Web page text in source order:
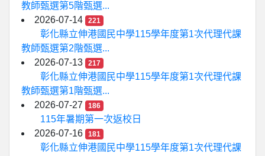
教師甄選第5階甄選...
2026-07-14
221
彰化縣立伸港國民中學115學年度第1次代理代課
教師甄選第2階甄選...
2026-07-13
217
彰化縣立伸港國民中學115學年度第1次代理代課
教師甄選第1階甄選...
2026-07-27
186
115年暑期第一次返校日
2026-07-16
181
彰化縣立伸港國民中學115學年度第1次代理代課